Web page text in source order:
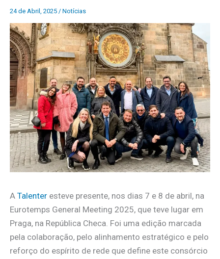
24 de Abril, 2025 / Notícias
A Talenter esteve presente, nos dias 7 e 8 de abril, na
Eurotemps General Meeting 2025, que teve lugar em
Praga, na República Checa. Foi uma edição marcada
pela colaboração, pelo alinhamento estratégico e pelo
reforço do espírito de rede que define este consórcio